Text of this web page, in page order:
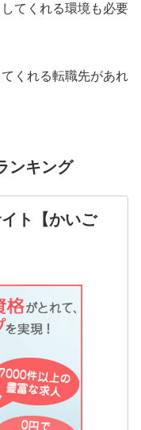
てくれる環境も必要
くれる転職先があれ
ンキング
ト【かいご